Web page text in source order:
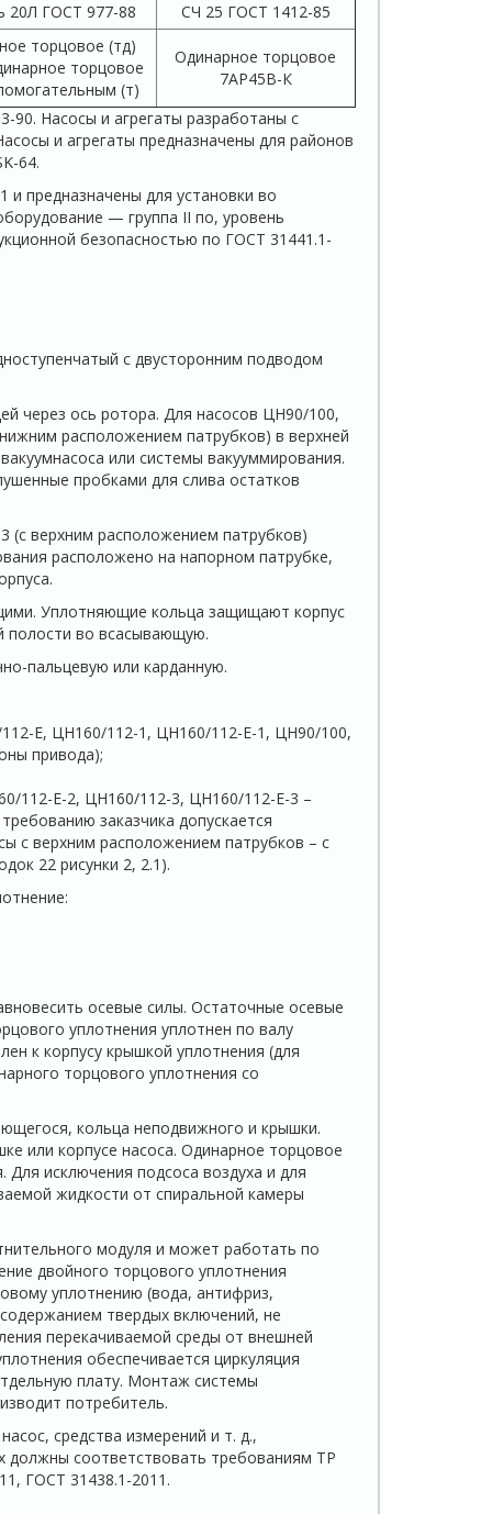
20Л ГОСТ 977-88
СЧ 25 ГОСТ 1412-85
торцовое (тд)
торцовое
(т)
Одинарное торцовое
7АР45В-К
90. Насосы и агрегаты разработаны с
и агрегаты предназначены для районов
64.
предназначены для установки во
— группа II по, уровень
безопасностью по ГОСТ 31441.1-
с двусторонним подводом
через ось ротора. Для насосов ЦН90/100,
расположением патрубков) в верхней
или системы вакууммирования.
пробками для слива остатков
верхним расположением патрубков)
расположено на напорном патрубке,
Уплотняющие кольца защищают корпус
полости во всасывающую.
пальцевую или карданную.
Е, ЦН160/112-1, ЦН160/112-Е-1, ЦН90/100,
привода);
112-Е-2, ЦН160/112-3, ЦН160/112-Е-3 –
заказчика допускается
с верхним расположением патрубков – с
22 рисунки 2, 2.1).
осевые силы. Остаточные осевые
уплотнения уплотнен по валу
к корпусу крышкой уплотнения (для
торцового уплотнения со
кольца неподвижного и крышки.
или корпусе насоса. Одинарное торцовое
исключения подсоса воздуха и для
жидкости от спиральной камеры
модуля и может работать по
двойного торцового уплотнения
уплотнению (вода, антифриз,
твердых включений, не
перекачиваемой среды от внешней
обеспечивается циркуляция
плату. Монтаж системы
потребитель.
средства измерений и т. д.,
должны соответствовать требованиям ТР
ГОСТ 31438.1-2011.